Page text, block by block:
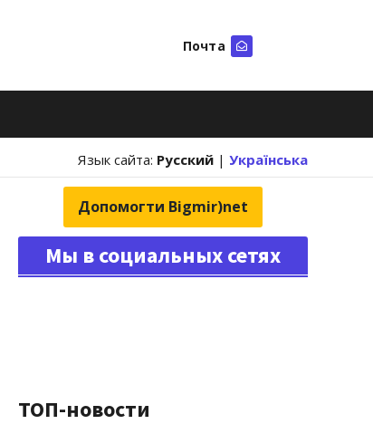
Почта
Язык сайта: Русский | Українська
Допомогти Bigmir)net
Мы в социальных сетях
ТОП-новости